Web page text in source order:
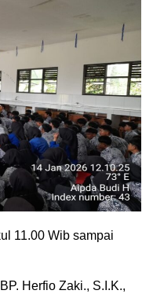
11.00 Wib sampai
Herfio Zaki., S.I.K.,